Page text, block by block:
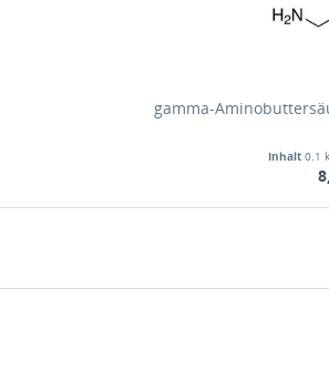
gamma-
Inhalt 0.1